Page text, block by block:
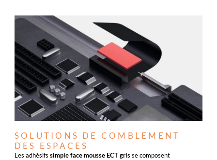
SOLUTIONS DE COMBLEMENT
DES ESPACES
Les adhésifs simple face mousse ECT grisse composent